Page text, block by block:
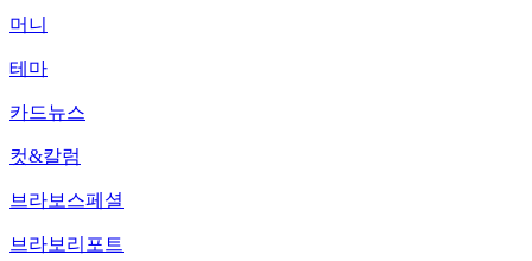
머니
테마
카드뉴스
컷&칼럼
브라보스페셜
브라보리포트